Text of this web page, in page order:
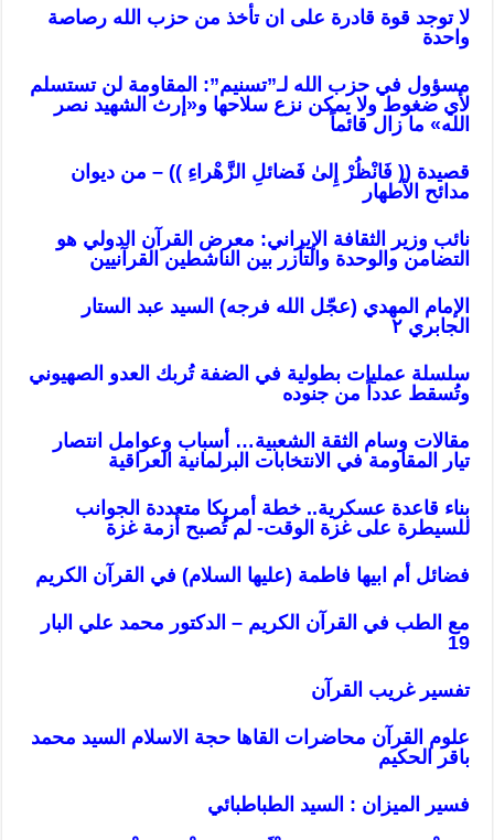
لا توجد قوة قادرة على ان تأخذ من حزب الله رصاصة
واحدة
مسؤول في حزب الله لـ”تسنيم”: المقاومة لن تستسلم
لأي ضغوط ولا يمكن نزع سلاحها و«إرث الشهيد نصر
الله» ما زال قائماً
قصيدة (( فَانْظُرْ إِلىٰ فَضائلِ الزَّهْراءِ )) – من ديوان
مدائح الأطهار
نائب وزير الثقافة الإيراني: معرض القرآن الدولي هو
التضامن والوحدة والتآزر بين الناشطين القرآنيين
الإمام المهدي (عجّل الله فرجه) السيد عبد الستار
الجابري ٢
سلسلة عمليات بطولية في الضفة تُربك العدو الصهيوني
وتُسقط عدداً من جنوده
مقالات وسام الثقة الشعبية… أسباب وعوامل انتصار
تيار المقاومة في الانتخابات البرلمانية العراقية
بناء قاعدة عسكرية.. خطة أمريكا متعددة الجوانب
للسيطرة على غزة الوقت- لم تُصبح أزمة غزة
فضائل أم ابيها فاطمة (عليها السلام) في القرآن الكريم
مع الطب في القرآن الكريم – الدكتور محمد علي البار
19
تفسير غريب القرآن
علوم القرآن محاضرات القاها حجة الاسلام السيد محمد
باقر الحكيم
فسير الميزان : السيد الطباطبائي